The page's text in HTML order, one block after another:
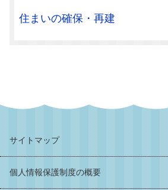
住まいの確保・再建
サイトマップ
個人情報保護制度の概要